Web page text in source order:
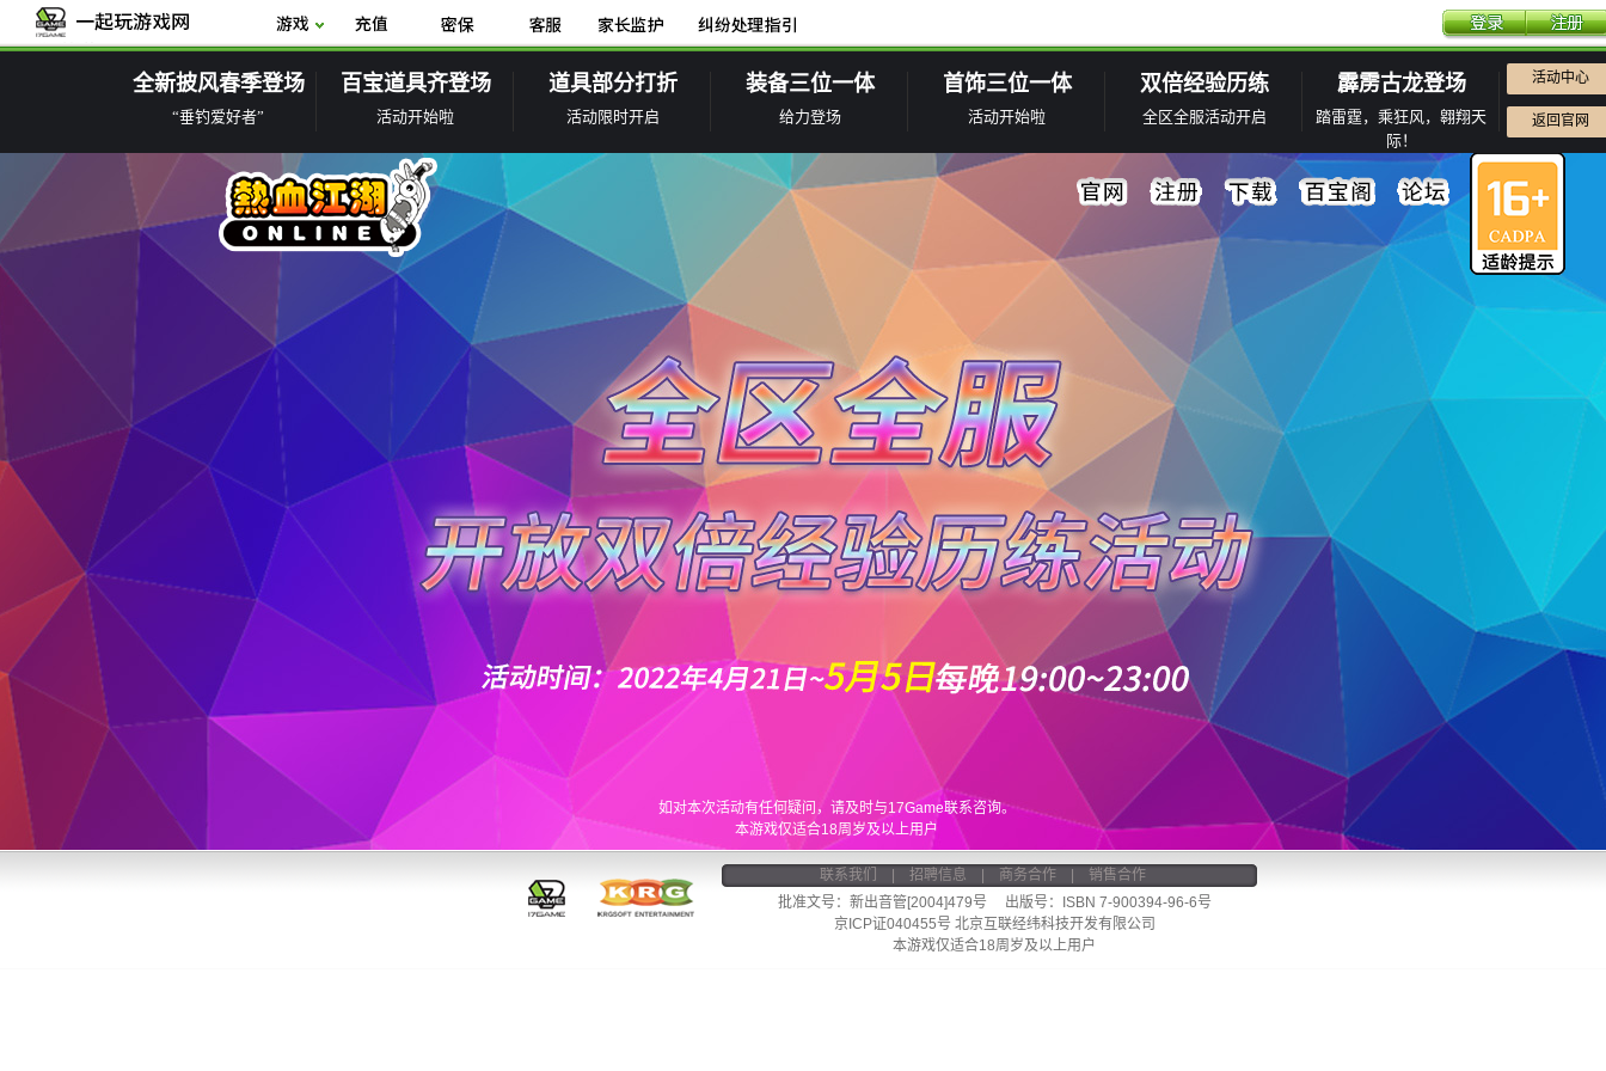
全新披风春季登场
“垂钓爱好者”
百宝道具齐登场
活动开始啦
道具部分打折
活动限时开启
装备三位一体
给力登场
首饰三位一体
活动开始啦
双倍经验历练
全区全服活动开启
霹雳古龙登场
踏雷霆，乘狂风，翱翔天
际！
活动中心
返回官网
如对本次活动有任何疑问，请及时与17Game联系咨询。
本游戏仅适合18周岁及以上用户
联系我们 招聘信息 商务合作|
销售合作
批准文号：新出音管[2004]479号 出版号：ISBN 7-900394-96-6号
京ICP证040455号 北京互联经纬科技开发有限公司
本游戏仅适合18周岁及以上用户